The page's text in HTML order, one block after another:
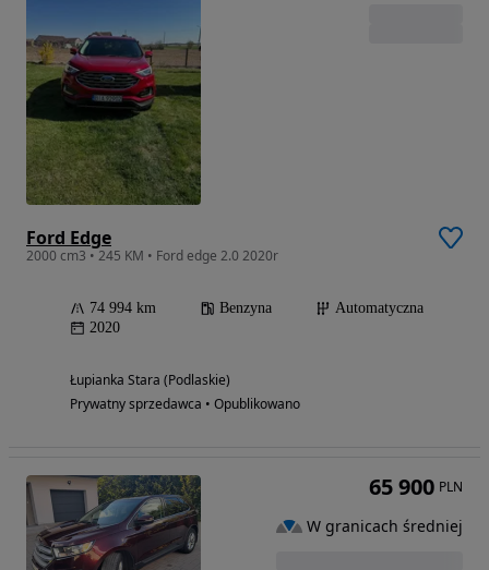
Ford Edge
2000 cm3 • 245 KM • Ford edge 2.0 2020r
74 994 km Benzyna
Automatyczna
2020
Łupianka Stara (Podlaskie)
Prywatny sprzedawca • Opublikowano
65 900 PLN
W granicach średniej